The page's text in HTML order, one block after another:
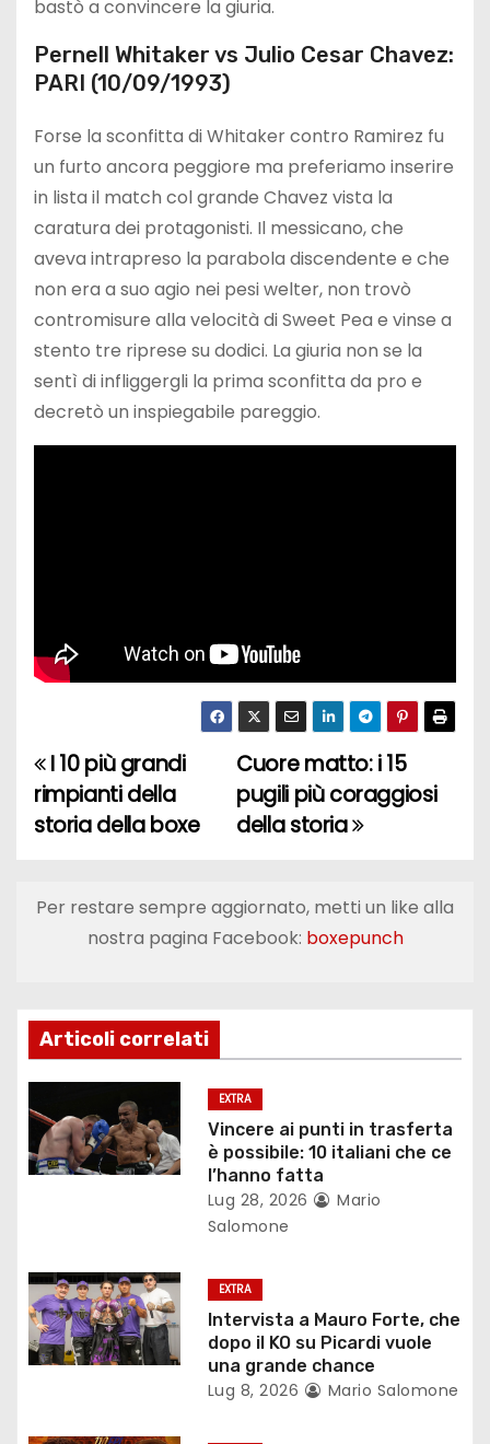
bastò a convincere la giuria.
Pernell Whitaker vs Julio Cesar Chavez:
PARI (10/09/1993)
Forse la sconfitta di Whitaker contro Ramirez fu
un furto ancora peggiore ma preferiamo inserire
in lista il match col grande Chavez vista la
caratura dei protagonisti. Il messicano, che
aveva intrapreso la parabola discendente e che
non era a suo agio nei pesi welter, non trovò
contromisure alla velocità di Sweet Pea e vinse a
stento tre riprese su dodici. La giuria non se la
sentì di infliggergli la prima sconfitta da pro e
decretò un inspiegabile pareggio.
N
a
i
z
i
o
n
a
r
t
Cuore matto: i 15
pugili più coraggiosi
della storia
I 10 più grandi
rimpianti della
storia della boxe
Per restare sempre aggiornato, metti un like alla
nostra pagina Facebook: boxepunch
Articoli correlati
EXTRA
Vincere ai punti in trasferta
è possibile: 10 italiani che ce
l’hanno fatta
Lug 28, 2026
Mario
Salomone
EXTRA
Intervista a Mauro Forte, che
dopo il KO su Picardi vuole
una grande chance
Lug 8, 2026 Mario Salomone